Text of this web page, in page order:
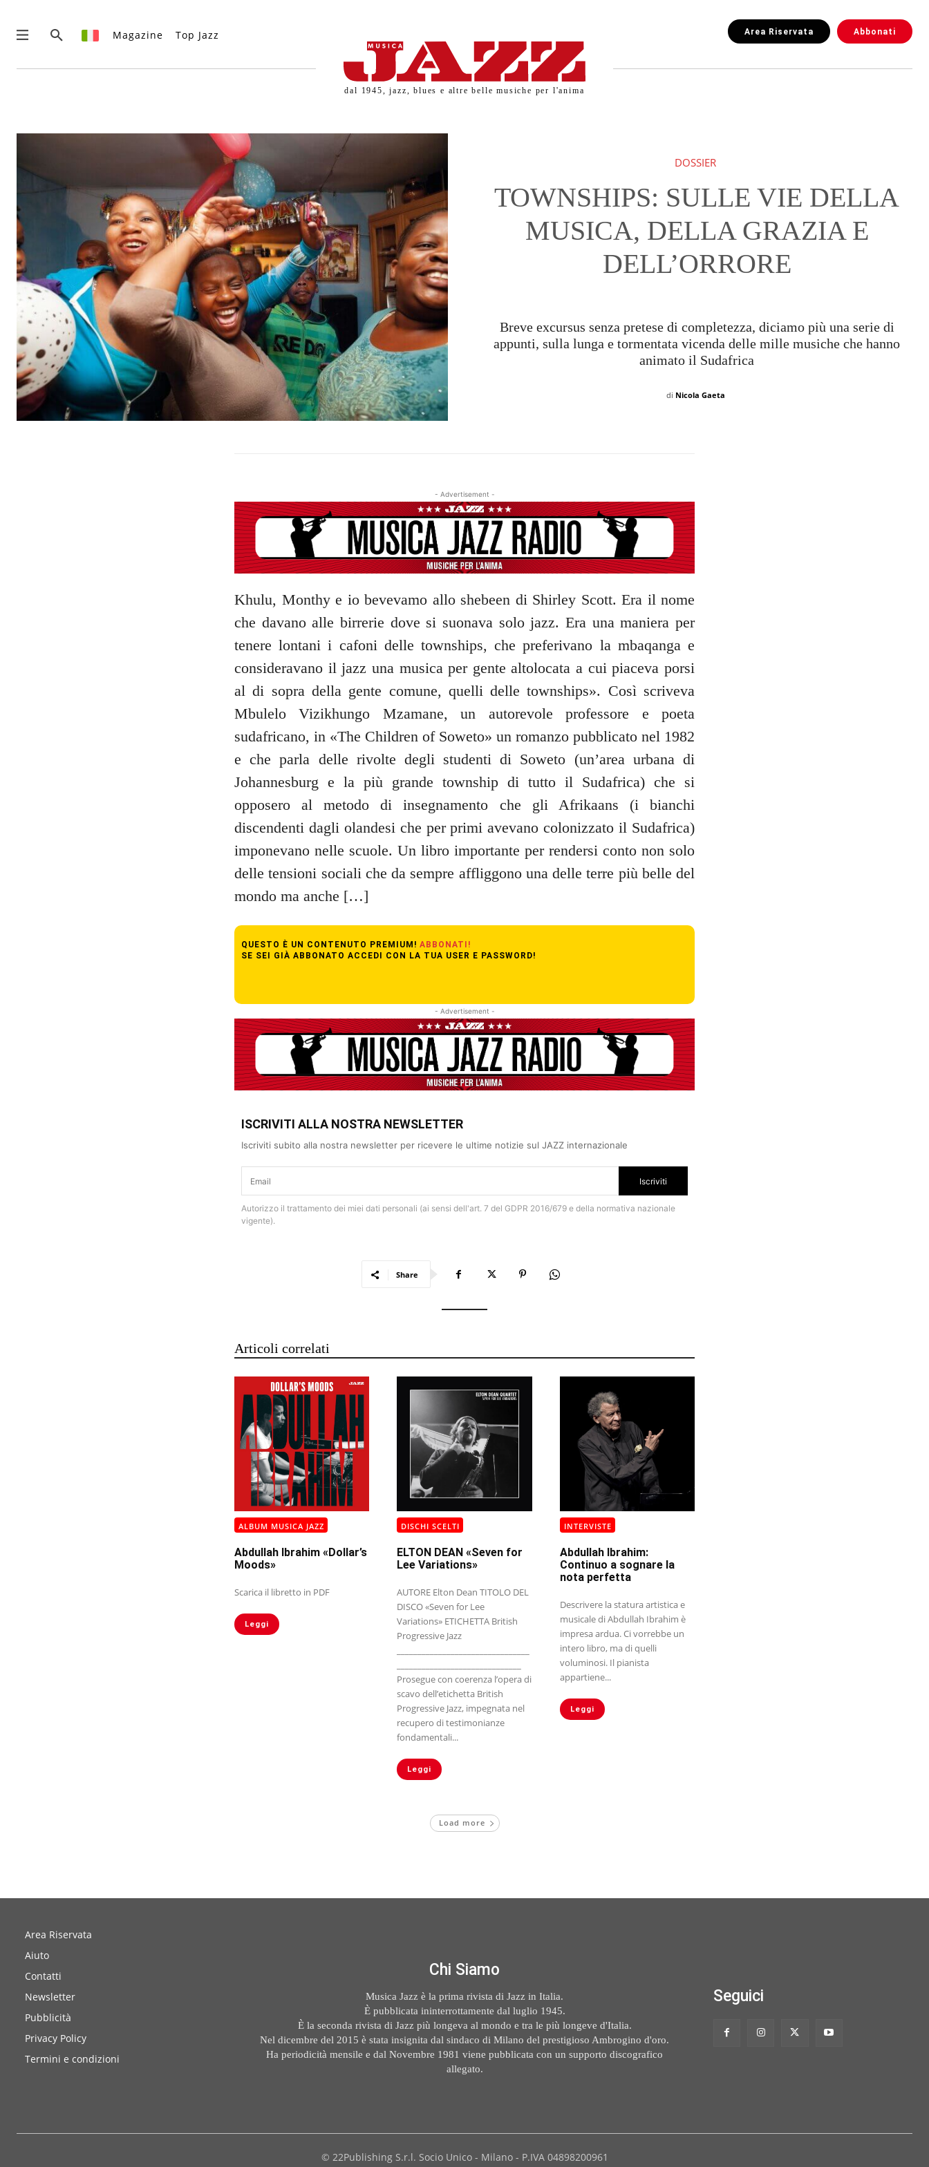
ABBONATI!
SE SEI GIÀ ABBONATO ACCEDI CON LA TUA USER E PASSWORD!
Magazine Top Jazz Abbonati
Area Riservata
dal 1945, jazz, blues e altre belle musiche per l'anima
DOSSIER
TOWNSHIPS: SULLE VIE DELLA
MUSICA, DELLA GRAZIA E
DELL’ORRORE
Breve excursus senza pretese di completezza, diciamo più una serie di
appunti, sulla lunga e tormentata vicenda delle mille musiche che hanno
animato il Sudafrica
di Nicola Gaeta
- Advertisement -
Khulu, Monthy e io bevevamo allo shebeen di Shirley Scott. Era il nome
che davano alle birrerie dove si suonava solo jazz. Era una maniera per
tenere lontani i cafoni delle townships, che preferivano la mbaqanga e
consideravano il jazz una musica per gente altolocata a cui piaceva porsi
al di sopra della gente comune, quelli delle townships». Così scriveva
Mbulelo Vizikhungo Mzamane, un autorevole professore e poeta
sudafricano, in «The Children of Soweto» un romanzo pubblicato nel 1982
e che parla delle rivolte degli studenti di Soweto (un’area urbana di
Johannesburg e la più grande township di tutto il Sudafrica) che si
opposero al metodo di insegnamento che gli Afrikaans (i bianchi
discendenti dagli olandesi che per primi avevano colonizzato il Sudafrica)
imponevano nelle scuole. Un libro importante per rendersi conto non solo
delle tensioni sociali che da sempre affliggono una delle terre più belle del
mondo ma anche […]
QUESTO È UN CONTENUTO PREMIUM! ABBONATI!
SE SEI GIÀ ABBONATO ACCEDI CON LA TUA USER E PASSWORD!
- Advertisement -
ISCRIVITI ALLA NOSTRA NEWSLETTER
Iscriviti subito alla nostra newsletter per ricevere le ultime notizie sul JAZZ internazionale
Iscriviti
Autorizzo il trattamento dei miei dati personali (ai sensi dell'art. 7 del GDPR 2016/679 e della normativa nazionale
vigente).
Share
Articoli correlati
ALBUM MUSICA JAZZ
Abdullah Ibrahim «Dollar’s
Moods»
Scarica il libretto in PDF
Leggi
DISCHI SCELTI
ELTON DEAN «Seven for
Lee Variations»
AUTORE Elton Dean TITOLO DEL
DISCO «Seven for Lee
Variations» ETICHETTA British
Progressive Jazz
Prosegue con coerenza l’opera di
scavo dell’etichetta British
Progressive Jazz, impegnata nel
recupero di testimonianze
fondamentali...
Leggi
INTERVISTE
Abdullah Ibrahim:
Continuo a sognare la
nota perfetta
Descrivere la statura artistica e
musicale di Abdullah Ibrahim è
impresa ardua. Ci vorrebbe un
intero libro, ma di quelli
voluminosi. Il pianista
appartiene...
Leggi
Load more
Area Riservata
Aiuto
Contatti
Newsletter
Pubblicità
Privacy Policy
Termini e condizioni
Chi Siamo
Musica Jazz è la prima rivista di Jazz in Italia.
È pubblicata ininterrottamente dal luglio 1945.
È la seconda rivista di Jazz più longeva al mondo e tra le più longeve d'Italia.
Nel dicembre del 2015 è stata insignita dal sindaco di Milano del prestigioso Ambrogino d'oro.
Ha periodicità mensile e dal Novembre 1981 viene pubblicata con un supporto discografico
allegato.
Seguici
© 22Publishing S.r.l. Socio Unico - Milano - P.IVA 04898200961